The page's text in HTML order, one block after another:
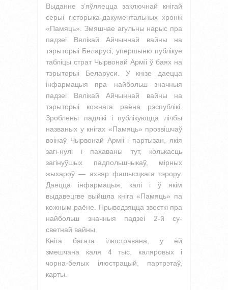
Выданне з’яўляецца заключнай кнігай
серыі гісторыка-дакументальных хронік
«Памяць». Змяшчае агульны нарыс пра
падзеі Вялікай Айчыннай вайны на
тэрыторыі Беларусі; упершыню публікуе
табліцы страт Чырвонай Арміі ў баях на
тэрыторыі Беларуси. У кнізе даецца
інфармацыя пра найбольш значныя
падзеі Вялікай Айчыннай вайны на
тэрыторыі кожнага раёна рэспублікі.
Зроблены падлікі і публікуюцца лічбы
названых у кнігах «Памяць» прозвішчаў
воінаў Чырвонай Арміі і партызан, якія
загі-нулі і пахаваны тут, колькасць
загінуўшых падпольшчыкаў, мірных
жыхароў — ахвяр фашысцкага тэрору.
Даецца інфармацыя, калі і ў якім
выдавецгве выйшла кніга «Памяць» па
кожным раёне. Прыводзяцца звесткі пра
найбольш значныя падзеі 2-й су-
светнай вайны.
Кніга багата ілюстравана, у ёй
змешчана каля 4 тыс. каляровых і
чорна-белых ілюстрацый, партрэтаў,
карты.